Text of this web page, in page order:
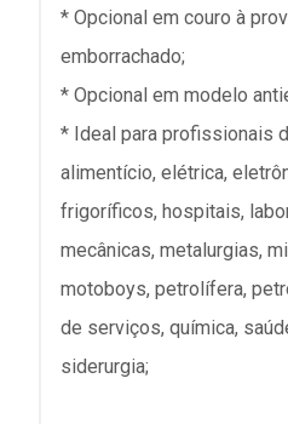
* Opcional em couro à
emborrachado;
* Opcional em modelo
* Ideal para profissionais
alimentício, elétrica,
frigoríficos, hospitais,
mecânicas, metalurgias,
motoboys, petrolífera,
de serviços, química,
siderurgia;